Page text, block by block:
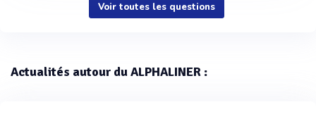
Voir toutes les questions
Actualités autour du ALPHALINER :